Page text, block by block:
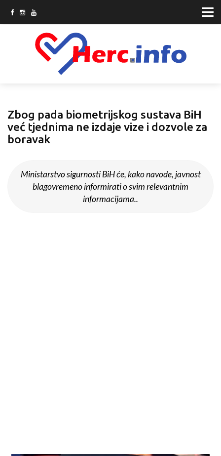
Zbog pada biometrijskog sustava BiH
već tjednima ne izdaje vize i dozvole za
boravak
Ministarstvo sigurnosti BiH će, kako navode, javnost
blagovremeno informirati o svim relevantnim
informacijama..